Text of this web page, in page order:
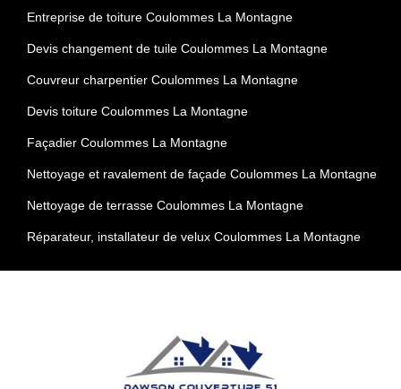
Entreprise de toiture Coulommes La Montagne
Devis changement de tuile Coulommes La Montagne
Couvreur charpentier Coulommes La Montagne
Devis toiture Coulommes La Montagne
Façadier Coulommes La Montagne
Nettoyage et ravalement de façade Coulommes La Montagne
Nettoyage de terrasse Coulommes La Montagne
Réparateur, installateur de velux Coulommes La Montagne